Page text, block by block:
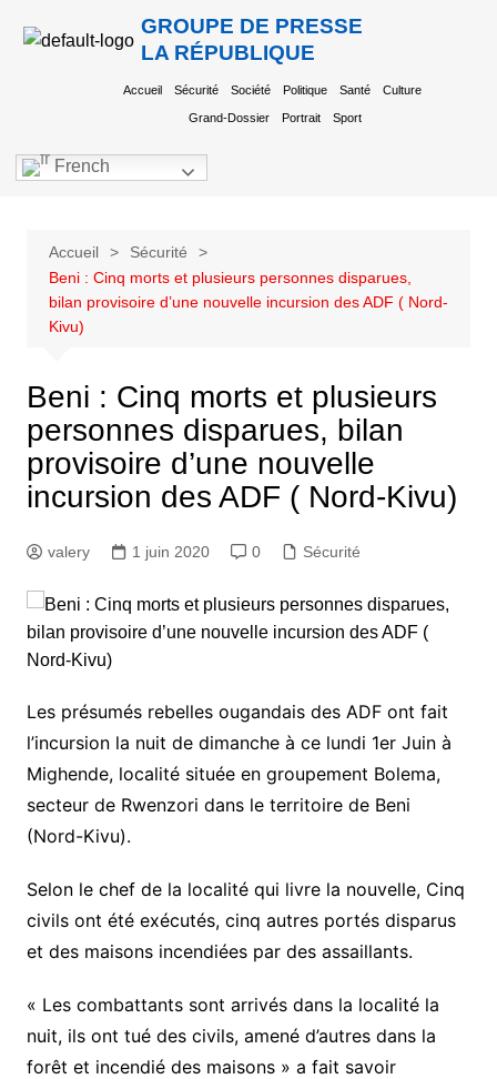
GROUPE DE PRESSE
LA RÉPUBLIQUE
Accueil Sécurité Société Politique Santé Culture
Grand-Dossier Portrait Sport
French
Accueil
Sécurité
Beni : Cinq morts et plusieurs personnes disparues,
bilan provisoire d’une nouvelle incursion des ADF ( Nord-
Kivu)
Beni : Cinq morts et plusieurs
personnes disparues, bilan
provisoire d’une nouvelle
incursion des ADF ( Nord-Kivu)
valery 1 juin 2020 0 Sécurité
Les présumés rebelles ougandais des ADF ont fait
l’incursion la nuit de dimanche à ce lundi 1er Juin à
Mighende, localité située en groupement Bolema,
secteur de Rwenzori dans le territoire de Beni
(Nord-Kivu).
Selon le chef de la localité qui livre la nouvelle, Cinq
civils ont été exécutés, cinq autres portés disparus
et des maisons incendiées par des assaillants.
« Les combattants sont arrivés dans la localité la
nuit, ils ont tué des civils, amené d’autres dans la
forêt et incendié des maisons » a fait savoir